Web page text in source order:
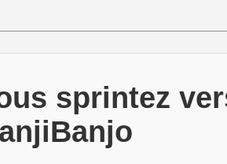
sprintez